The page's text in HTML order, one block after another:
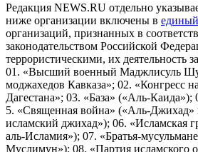
Редакция NEWS.RU отдельно
ниже организации включены в
организаций, признанных в
законодательством Российской
террористическими, их деятельность
01. «Высший военный Маджлисуль
моджахедов Кавказа»; 02. «Конгресс
Дагестана»; 03. «База» («Аль-Каида»);
5. «Священная война» («Аль-Джихад»
исламский джихад»); 06. «Исламская
аль-Исламия»); 07. «Братья-
Муслимун»); 08. «Партия исламского